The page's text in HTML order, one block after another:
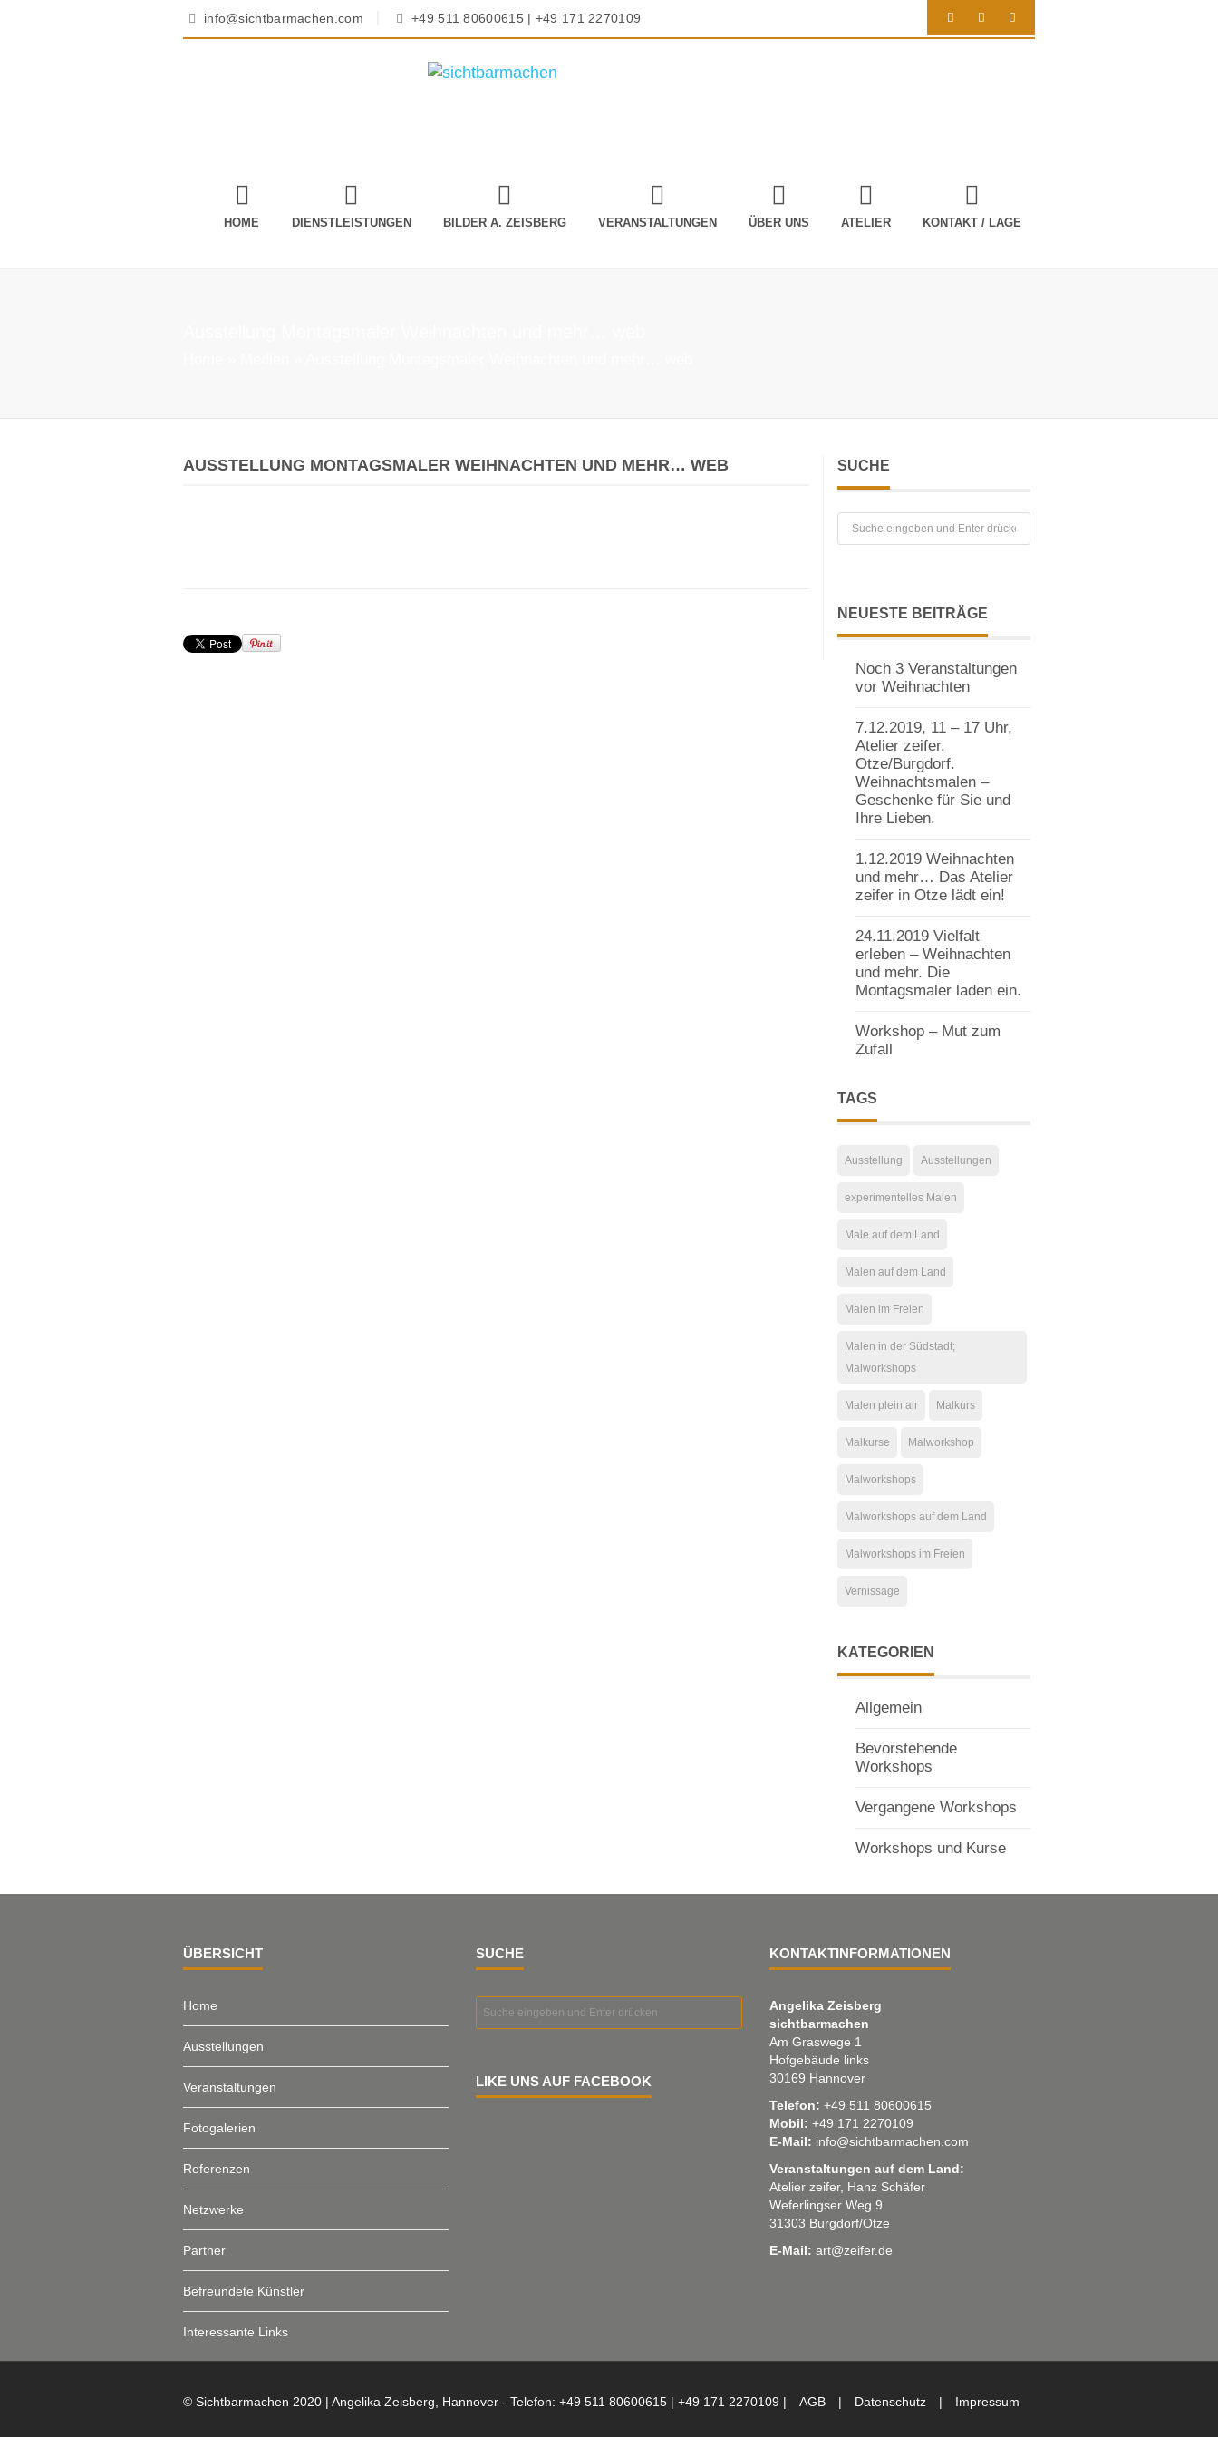
info@sichtbarmachen.com +49 511 80600615 | +49 171 2270109
HOME DIENSTLEISTUNGEN BILDER A. ZEISBERG VERANSTALTUNGEN ÜBER UNS ATELIER KONTAKT / LAGE
AUSSTELLUNG MONTAGSMALER WEIHNACHTEN UND MEHR… WEB SUCHE
NEUESTE BEITRÄGE
Noch 3 Veranstaltungen
vor Weihnachten
7.12.2019, 11 – 17 Uhr,
Atelier zeifer,
Otze/Burgdorf.
Weihnachtsmalen –
Geschenke für Sie und
Ihre Lieben.
1.12.2019 Weihnachten
und mehr… Das Atelier
zeifer in Otze lädt ein!
24.11.2019 Vielfalt
erleben – Weihnachten
und mehr. Die
Montagsmaler laden ein.
Workshop – Mut zum
Zufall
TAGS
Ausstellung Ausstellungen
experimentelles Malen
Male auf dem Land
Malen auf dem Land
Malen im Freien
Malen in der Südstadt;
Malworkshops
Malen plein air Malkurs
Malkurse Malworkshop
Malworkshops
Malworkshops auf dem Land
Malworkshops im Freien
Vernissage
KATEGORIEN
Allgemein
Bevorstehende
Workshops
Vergangene Workshops
Workshops und Kurse
ÜBERSICHT
Home
Ausstellungen
Veranstaltungen
Fotogalerien
Referenzen
Netzwerke
Partner
Befreundete Künstler
Interessante Links
SUCHE
LIKE UNS AUF FACEBOOK
KONTAKTINFORMATIONEN
Angelika Zeisberg
sichtbarmachen
Am Graswege 1
Hofgebäude links
30169 Hannover
Telefon: +49 511 80600615
Mobil: +49 171 2270109
E-Mail: info@sichtbarmachen.com
Veranstaltungen auf dem Land:
Atelier zeifer, Hanz Schäfer
Weferlingser Weg 9
31303 Burgdorf/Otze
E-Mail: art@zeifer.de
© Sichtbarmachen 2020 | Angelika Zeisberg, Hannover - Telefon: +49 511 80600615 | +49 171 2270109 | AGB | Datenschutz | Impressum